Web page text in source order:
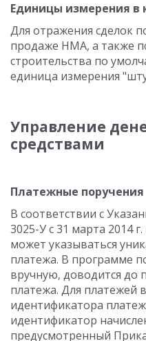
Единицы измерения в
Для отражения сделок
продаже НМА, а также
строительства по
единица измерения
Управление
средствами
Платежные поручения
В соответствии с
3025-У с 31 марта 2014
может указываться
платежа. В программе
вручную, доводится до
платежа. Для платежей
идентификатора
идентификатор
предусмотренный